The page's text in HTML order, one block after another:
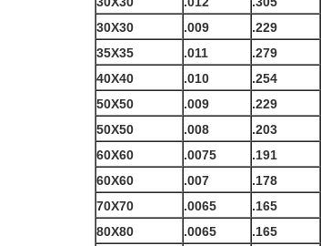
30X30
.009 .229
35X35
.011 .279
40X40
.010 .254
50X50
.009 .229
50X50
.008 .203
60X60
.0075 .191
60X60
.007 .178
70X70
.0065 .165
80X80
.0065 .165